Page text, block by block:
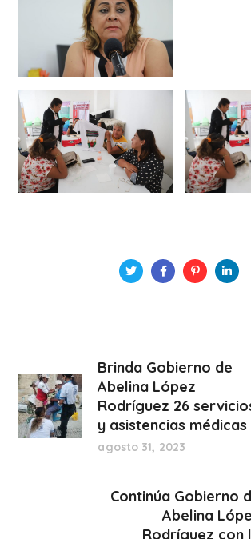
Brinda Gobierno de
Abelina López
Rodríguez 26
y asistencias médicas
agosto 31, 2023
Continúa Gobierno
Abelina
Rodríguez con